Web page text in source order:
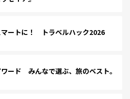
マートに！ トラベルハック2026
ード みんなで選ぶ、旅のベスト。